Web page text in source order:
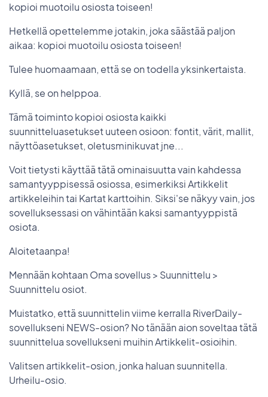
kopioi muotoilu osiosta toiseen!
Hetkellä opettelemme jotakin, joka säästää paljon
aikaa: kopioi muotoilu osiosta toiseen!
Tulee huomaamaan, että se on todella yksinkertaista.
Kyllä, se on helppoa.
Tämä toiminto kopioi osiosta kaikki
suunnitteluasetukset uuteen osioon: fontit, värit, mallit,
näyttöasetukset, oletusminikuvat jne...
Voit tietysti käyttää tätä ominaisuutta vain kahdessa
samantyyppisessä osiossa, esimerkiksi Artikkelit
artikkeleihin tai Kartat karttoihin. Siksi'se näkyy vain, jos
sovelluksessasi on vähintään kaksi samantyyppistä
osiota.
Aloitetaanpa!
Mennään kohtaan Oma sovellus > Suunnittelu >
Suunnittelu osiot.
Muistatko, että suunnittelin viime kerralla RiverDaily-
sovellukseni NEWS-osion? No tänään aion soveltaa tätä
suunnittelua sovellukseni muihin Artikkelit-osioihin.
Valitsen artikkelit-osion, jonka haluan suunnitella.
Urheilu-osio.